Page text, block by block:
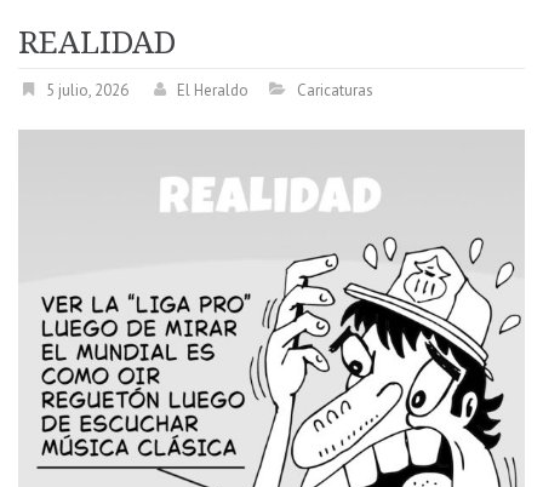
REALIDAD
5 julio, 2026 El Heraldo Caricaturas